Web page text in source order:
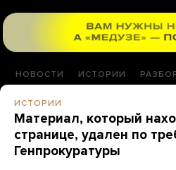
НОВОСТИ ИСТОРИИ
ИСТОРИИ
Материал, который
странице, удален по
Генпрокуратуры